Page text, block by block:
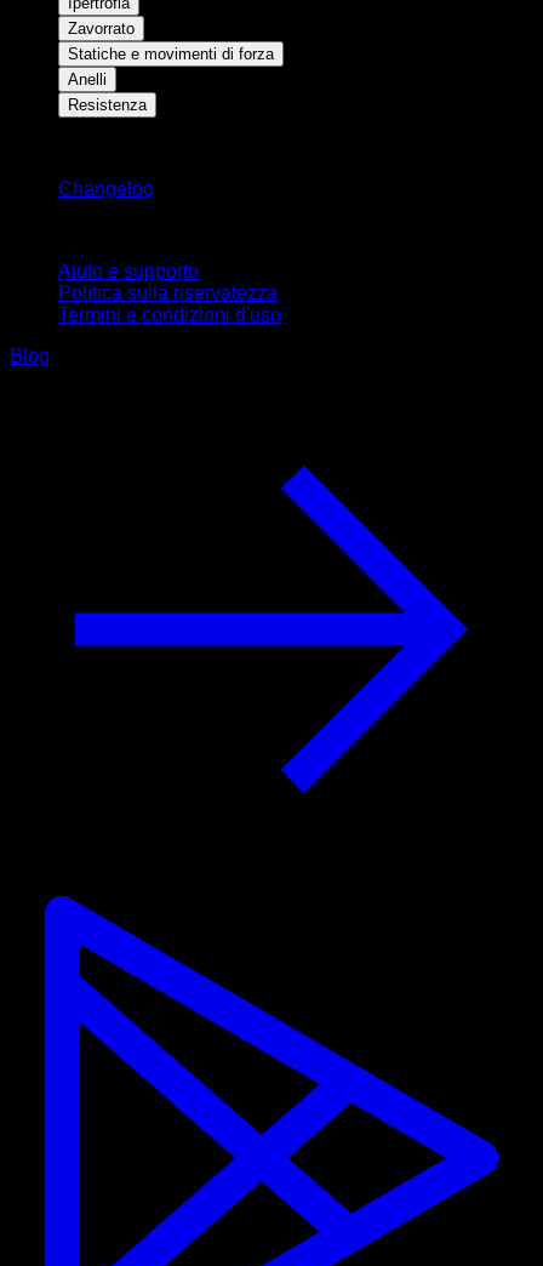
Zavorrato
Statiche e movimenti di forza
Anelli
Resistenza
Changelog
Aiuto e supporto
Politica sulla riservatezza
Termini e condizioni d'uso
Blog